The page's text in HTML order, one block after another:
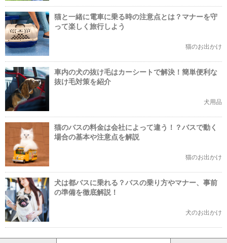
猫と一緒に電車に乗る時の注意点とは？マナーを守
って楽しく旅行しよう
猫のお出かけ
車内の犬の抜け毛はカーシートで解決！簡単便利な
抜け毛対策を紹介
犬用品
猫のバスの料金は会社によって違う！？バスで動く
場合の基本や注意点を解説
猫のお出かけ
犬は都バスに乗れる？バスの乗り方やマナー、事前
の準備を徹底解説！
犬のお出かけ